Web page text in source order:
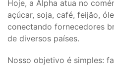
Hoje, a Alpha atua no
açúcar, soja, café, feijão,
conectando fornecedores
de diversos países.
Nosso objetivo é simples: